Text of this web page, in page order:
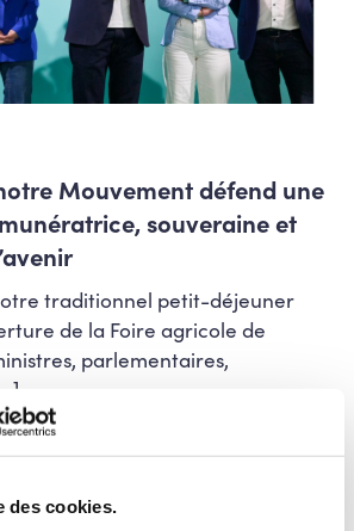
des cookies.
Mouvement défend une
souveraine et
traditionnel petit-déjeuner
de la Foire agricole de
parlementaires,